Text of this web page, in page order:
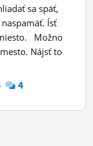
sa späť,
Ísť
Možno
Nájsť to
4